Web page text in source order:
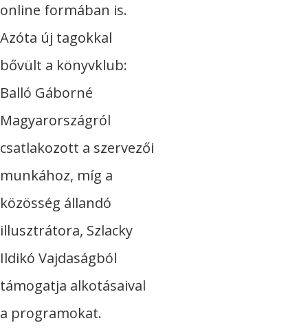
online formában is.
Azóta új tagokkal
bővült a könyvklub:
Balló Gáborné
Magyarországról
csatlakozott a szervezői
munkához, míg a
közösség állandó
illusztrátora, Szlacky
Ildikó Vajdaságból
támogatja alkotásaival
a programokat.